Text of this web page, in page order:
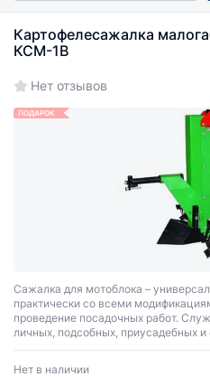
Картофелесажалка
КСМ-1В
Нет отзывов
ПОДАРОК
Сажалка для мотоблока –
практически со всеми
проведение посадочных работ.
личных, подсобных, приусадебных
Нет в наличии